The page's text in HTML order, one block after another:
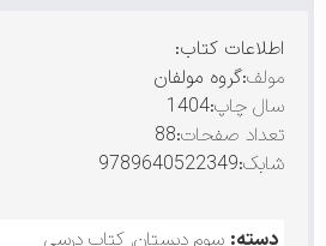
اطلاعات کتاب:
مولف:گروه مولفان
سال چاپ:1404
تعداد صفحات:88
شابک:9789640522349
دسته: سوم دبستان, کتاب درسی